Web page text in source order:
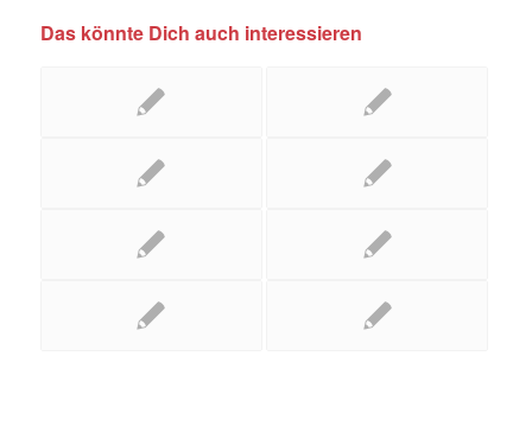
Das könnte Dich auch interessieren